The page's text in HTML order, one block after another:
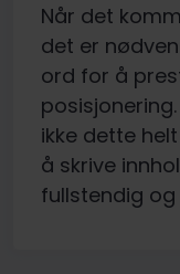
Når det
det er
ord for å
ikke dette
å skrive
fullstendig